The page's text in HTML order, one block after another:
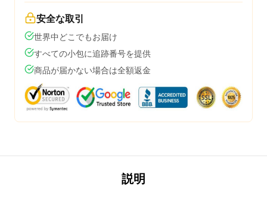
安全な取引
世界中どこでもお届け
すべての小包に追跡番号を提供
商品が届かない場合は全額返金
説明